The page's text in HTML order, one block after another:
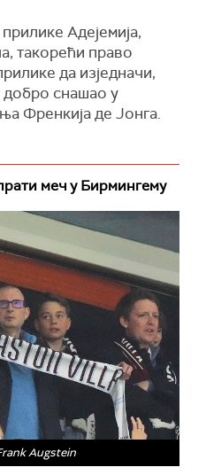
Адејемија,
такорећи право
да изједначи,
добро снашао у
Френкија де Јонга.
меч у Бирмингему
Augstein